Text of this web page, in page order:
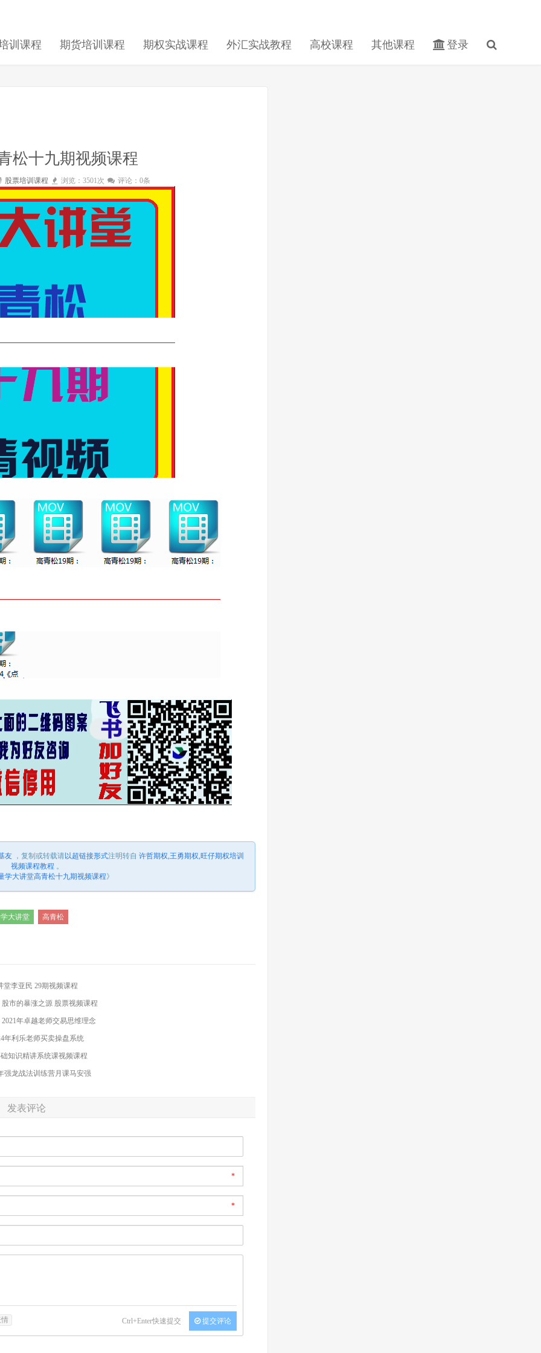
训课程 期货培训课程 期权实战课程 外汇实战教程 高校课程 其他课程 登录
松十九期视频课程
股票培训课程 浏览：3501次 评论：0条
友， 复制或转载请以超链接形式注明转自 许哲期权,王勇期权,旺仔期权培训
视频课程教程 。
学大讲堂高青松十九期视频课程》
大讲堂 高青松
堂李亚民 29期视频课程
市的暴涨之源 股票视频课程
年卓越老师交易思维理念
年利乐老师买卖操盘系统
知识精讲系统课视频课程
强龙战法训练营月课马安强
发表评论
*
*
Ctrl+Enter快速提交 提交评论